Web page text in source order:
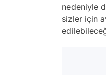
nedeniyle
sizler için